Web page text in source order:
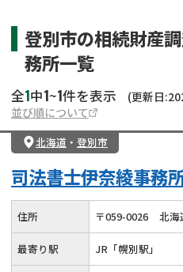
登別市の相続財産
務所一覧
全1中1~1件を表示
(更新日
並び順について
北海道 ・ 登別市
司法書士伊奈綾事務
住所 〒059-0026 北海
最寄り駅 JR「幌別駅」